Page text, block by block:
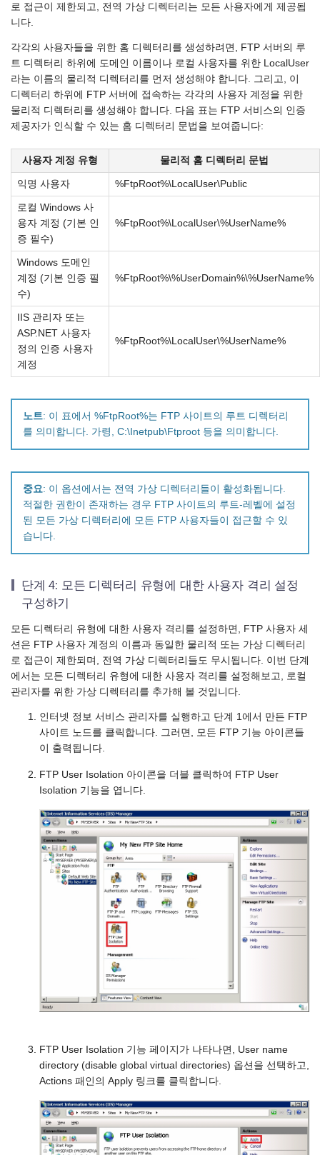
로 접근이 제한되고, 전역 가상 디렉터리는 모든 사용자에게 제공됩
니다.
각각의 사용자들을 위한 홈 디렉터리를 생성하려면, FTP 서버의 루
트 디렉터리 하위에 도메인 이름이나 로컬 사용자를 위한 LocalUser
라는 이름의 물리적 디렉터리를 먼저 생성해야 합니다. 그리고, 이
디렉터리 하위에 FTP 서버에 접속하는 각각의 사용자 계정을 위한
물리적 디렉터리를 생성해야 합니다. 다음 표는 FTP 서비스의 인증
제공자가 인식할 수 있는 홈 디렉터리 문법을 보여줍니다:
사용자 계정 유형 물리적 홈 디렉터리 문법
익명 사용자 %FtpRoot%\LocalUser\Public
로컬 Windows 사
용자 계정 (기본 인
증 필수)
%FtpRoot%\LocalUser\%UserName%
Windows 도메인
계정 (기본 인증 필
수)
%FtpRoot%\%UserDomain%\%UserName%
IIS 관리자 또는
ASP.NET 사용자
정의 인증 사용자
계정
%FtpRoot%\LocalUser\%UserName%
노트: 이 표에서 %FtpRoot%는 FTP 사이트의 루트 디렉터리
를 의미합니다. 가령, C:\Inetpub\Ftproot 등을 의미합니다.
중요: 이 옵션에서는 전역 가상 디렉터리들이 활성화됩니다.
적절한 권한이 존재하는 경우 FTP 사이트의 루트-레벨에 설정
된 모든 가상 디렉터리에 모든 FTP 사용자들이 접근할 수 있
습니다.
단계 4: 모든 디렉터리 유형에 대한 사용자 격리 설정
구성하기
모든 디렉터리 유형에 대한 사용자 격리를 설정하면, FTP 사용자 세
션은 FTP 사용자 계정의 이름과 동일한 물리적 또는 가상 디렉터리
로 접근이 제한되며, 전역 가상 디렉터리들도 무시됩니다. 이번 단계
에서는 모든 디렉터리 유형에 대한 사용자 격리를 설정해보고, 로컬
관리자를 위한 가상 디렉터리를 추가해 볼 것입니다.
인터넷 정보 서비스 관리자를 실행하고 단계 1에서 만든 FTP
사이트 노드를 클릭합니다. 그러면, 모든 FTP 기능 아이콘들
이 출력됩니다.
FTP User Isolation 아이콘을 더블 클릭하여 FTP User
Isolation 기능을 엽니다.
FTP User Isolation 기능 페이지가 나타나면, User name
directory (disable global virtual directories) 옵션을 선택하고,
Actions 패인의 Apply 링크를 클릭합니다.